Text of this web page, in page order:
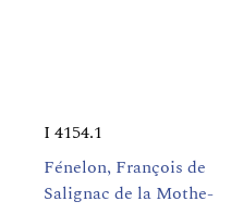
I 4154.1
Fénelon, François de
Salignac de la Mothe-